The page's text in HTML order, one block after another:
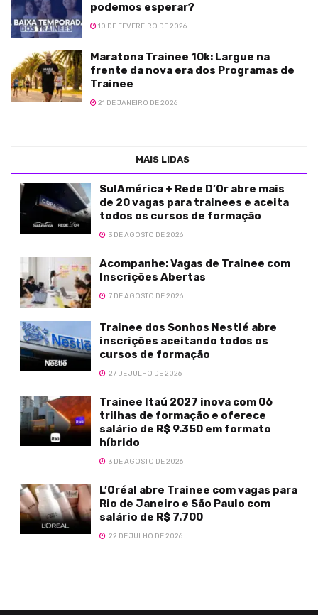
podemos esperar?
10 DE FEVEREIRO DE 2026
Maratona Trainee 10k: Largue na
frente da nova era dos Programas de
Trainee
21 DE JANEIRO DE 2026
MAIS LIDAS
SulAmérica + Rede D’Or abre mais
de 20 vagas para trainees e aceita
todos os cursos de formação
3 DE AGOSTO DE 2026
Acompanhe: Vagas de Trainee com
Inscrições Abertas
7 DE AGOSTO DE 2026
Trainee dos Sonhos Nestlé abre
inscrições aceitando todos os
cursos de formação
27 DE JULHO DE 2026
Trainee Itaú 2027 inova com 06
trilhas de formação e oferece
salário de R$ 9.350 em formato
híbrido
3 DE AGOSTO DE 2026
L’Oréal abre Trainee com vagas para
Rio de Janeiro e São Paulo com
salário de R$ 7.700
22 DE JULHO DE 2026